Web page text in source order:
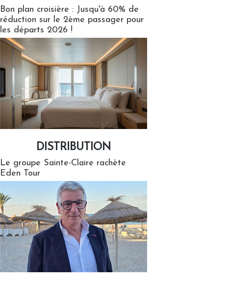
Bon plan croisière : Jusqu'à 60% de
réduction sur le 2ème passager pour
les départs 2026 !
DISTRIBUTION
Le groupe Sainte-Claire rachète
Eden Tour